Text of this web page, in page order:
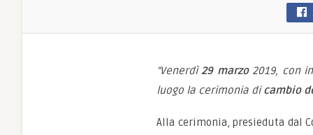
“Venerdì29 marzo2019, con
luogo la cerimonia dicambio
Alla cerimonia, presieduta dal